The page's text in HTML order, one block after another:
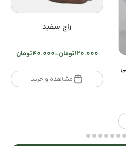
زاج سفید
تومان120.000
– تومان40.000
Price
تومان40.000
through
مشاهده و خرید